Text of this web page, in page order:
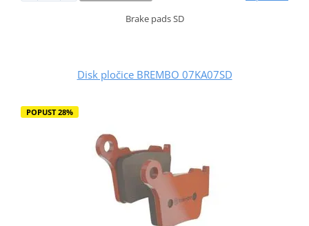
Brake pads SD
Disk pločice BREMBO 07KA07SD
POPUST 28%